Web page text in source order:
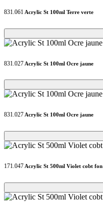
831.061 Acrylic St 100ml Terre verte
Loading...
Loading...
831.027 Acrylic St 100ml Ocre jaune
Loading...
Loading...
831.027Acrylic St 100ml Ocre jaune
Loading...
Loading...
171.047 Acrylic St 500ml Violet cobt fon
Loading...
Loading...